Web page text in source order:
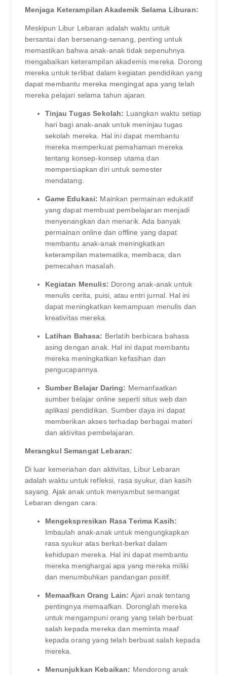
Menjaga Keterampilan Akademik Selama Liburan:
Meskipun Libur Lebaran adalah waktu untuk
bersantai dan bersenang-senang, penting untuk
memastikan bahwa anak-anak tidak sepenuhnya
mengabaikan keterampilan akademis mereka. Dorong
mereka untuk terlibat dalam kegiatan pendidikan yang
dapat membantu mereka mengingat apa yang telah
mereka pelajari selama tahun ajaran.
Tinjau Tugas Sekolah: Luangkan waktu setiap
hari bagi anak-anak untuk meninjau tugas
sekolah mereka. Hal ini dapat membantu
mereka memperkuat pemahaman mereka
tentang konsep-konsep utama dan
mempersiapkan diri untuk semester
mendatang.
Game Edukasi: Mainkan permainan edukatif
yang dapat membuat pembelajaran menjadi
menyenangkan dan menarik. Ada banyak
permainan online dan offline yang dapat
membantu anak-anak meningkatkan
keterampilan matematika, membaca, dan
pemecahan masalah.
Kegiatan Menulis: Dorong anak-anak untuk
menulis cerita, puisi, atau entri jurnal. Hal ini
dapat meningkatkan kemampuan menulis dan
kreativitas mereka.
Latihan Bahasa: Berlatih berbicara bahasa
asing dengan anak. Hal ini dapat membantu
mereka meningkatkan kefasihan dan
pengucapannya.
Sumber Belajar Daring: Memanfaatkan
sumber belajar online seperti situs web dan
aplikasi pendidikan. Sumber daya ini dapat
memberikan akses terhadap berbagai materi
dan aktivitas pembelajaran.
Merangkul Semangat Lebaran:
Di luar kemeriahan dan aktivitas, Libur Lebaran
adalah waktu untuk refleksi, rasa syukur, dan kasih
sayang. Ajak anak untuk menyambut semangat
Lebaran dengan cara:
Mengekspresikan Rasa Terima Kasih:
Imbaulah anak-anak untuk mengungkapkan
rasa syukur atas berkat-berkat dalam
kehidupan mereka. Hal ini dapat membantu
mereka menghargai apa yang mereka miliki
dan menumbuhkan pandangan positif.
Memaafkan Orang Lain: Ajari anak tentang
pentingnya memaafkan. Doronglah mereka
untuk mengampuni orang yang telah berbuat
salah kepada mereka dan meminta maaf
kepada orang yang telah berbuat salah kepada
mereka.
Menunjukkan Kebaikan: Mendorong anak